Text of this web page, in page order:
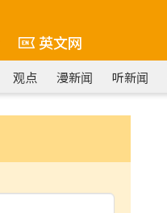
英文网
观点 漫新闻 听新闻